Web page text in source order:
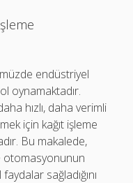
endüstriyel
oynamaktadır.
hızlı, daha verimli
için kağıt işleme
Bu makalede,
otomasyonunun
sağladığını